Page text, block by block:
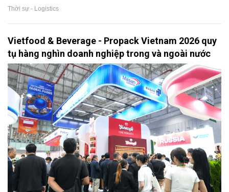
Thời sự - Logistics
Vietfood & Beverage - Propack Vietnam 2026 quy
tụ hàng nghìn doanh nghiệp trong và ngoài nước